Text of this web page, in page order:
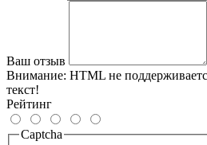
Ваш отзыв
Внимание: HTML не
текст!
Рейтинг
Captcha